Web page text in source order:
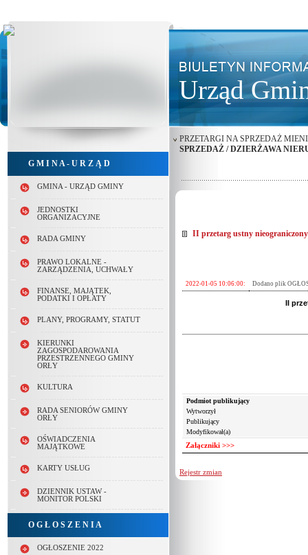
Urząd
G M I N A - U R Z Ą D
GMINA - URZĄD GMINY
JEDNOSTKI
ORGANIZACYJNE
RADA GMINY
PRAWO LOKALNE -
ZARZĄDZENIA, UCHWAŁY
FINANSE, MAJĄTEK,
PODATKI I OPŁATY
PLANY, PROGRAMY, STATUT
KIERUNKI
ZAGOSPODAROWANIA
PRZESTRZENNEGO GMINY
ORŁY
KULTURA
RADA SENIORÓW GMINY
ORŁY
OŚWIADCZENIA
MAJĄTKOWE
KARTY USŁUG
DZIENNIK USTAW -
MONITOR POLSKI
O G Ł O S Z E N I A
OGŁOSZENIE 2022
PRZETARGI NA SPRZEDAŻ
SPRZEDAŻ / DZIERŻAWA
II przetarg ustny nieograniczony
2022-01-05 10:06:00: Dodano plik
II
Podmiot publikujący
Wytworzył
Publikujący
Modyfikował(a)
Załączniki >>>
Pliki:
Lp.
1.
Rejestr zmian